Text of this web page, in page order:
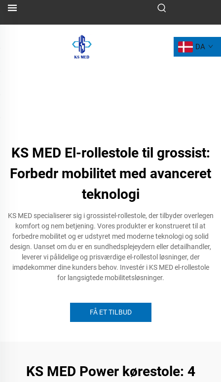
DA
KS MED El-rollestole til grossist:
Forbedr mobilitet med avanceret
teknologi
KS MED specialiserer sig i grossistel-rollestole, der tilbyder overlegen
komfort og nem betjening. Vores produkter er konstrueret til at
forbedre mobilitet og er udstyret med moderne teknologi og solid
design. Uanset om du er en sundhedsplejeydern eller detailhandler,
leverer vi pålidelige og prisværdige el-rollestol løsninger, der
imødekommer dine kunders behov. Investér i KS MED el-rollestole
for langsigtede mobilitetsløsninger.
FÅ ET TILBUD
KS MED Power kørestole: 4